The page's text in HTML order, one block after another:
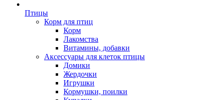
Птицы
Корм для птиц
Корм
Лакомства
Витамины, добавки
Аксессуары для клеток птицы
Домики
Жердочки
Игрушки
Кормушки, поилки